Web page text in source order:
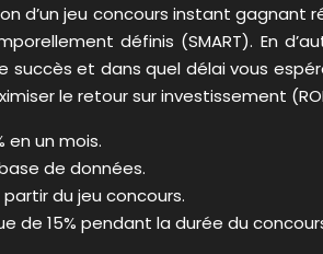
d’un jeu concours instant
définis (SMART). En
succès et dans quel délai vous
le retour sur investissement
en un mois.
de données.
du jeu concours.
de 15% pendant la durée du